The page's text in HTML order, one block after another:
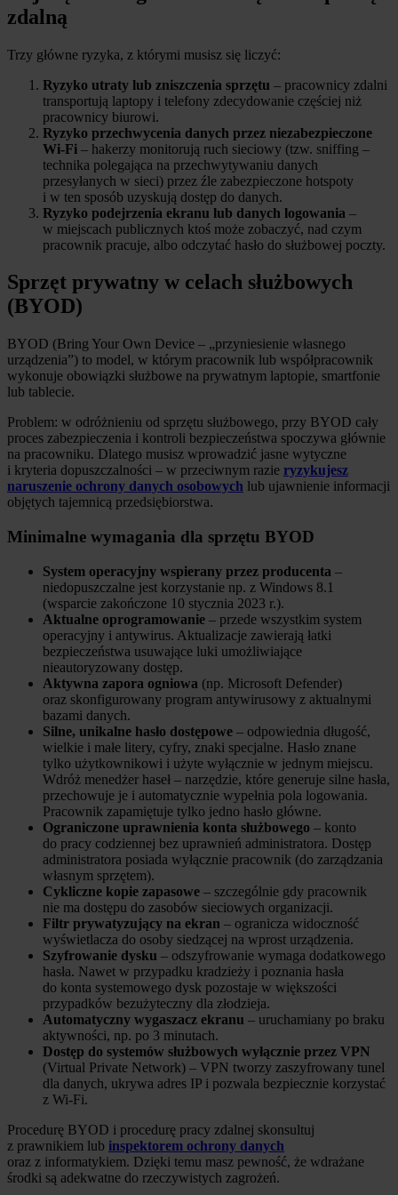
zdalną
Trzy główne ryzyka, z którymi musisz się liczyć:
Ryzyko utraty lub zniszczenia sprzętu – pracownicy zdalni
transportują laptopy i telefony zdecydowanie częściej niż
pracownicy biurowi.
Ryzyko przechwycenia danych przez niezabezpieczone
Wi-Fi – hakerzy monitorują ruch sieciowy (tzw. sniffing –
technika polegająca na przechwytywaniu danych
przesyłanych w sieci) przez źle zabezpieczone hotspoty
i w ten sposób uzyskują dostęp do danych.
Ryzyko podejrzenia ekranu lub danych logowania –
w miejscach publicznych ktoś może zobaczyć, nad czym
pracownik pracuje, albo odczytać hasło do służbowej poczty.
Sprzęt prywatny w celach służbowych
(BYOD)
BYOD (Bring Your Own Device – „przyniesienie własnego
urządzenia”) to model, w którym pracownik lub współpracownik
wykonuje obowiązki służbowe na prywatnym laptopie, smartfonie
lub tablecie.
Problem: w odróżnieniu od sprzętu służbowego, przy BYOD cały
proces zabezpieczenia i kontroli bezpieczeństwa spoczywa głównie
na pracowniku. Dlatego musisz wprowadzić jasne wytyczne
i kryteria dopuszczalności – w przeciwnym razie ryzykujesz
naruszenie ochrony danych osobowych lub ujawnienie informacji
objętych tajemnicą przedsiębiorstwa.
Minimalne wymagania dla sprzętu BYOD
System operacyjny wspierany przez producenta –
niedopuszczalne jest korzystanie np. z Windows 8.1
(wsparcie zakończone 10 stycznia 2023 r.).
Aktualne oprogramowanie – przede wszystkim system
operacyjny i antywirus. Aktualizacje zawierają łatki
bezpieczeństwa usuwające luki umożliwiające
nieautoryzowany dostęp.
Aktywna zapora ogniowa (np. Microsoft Defender)
oraz skonfigurowany program antywirusowy z aktualnymi
bazami danych.
Silne, unikalne hasło dostępowe – odpowiednia długość,
wielkie i małe litery, cyfry, znaki specjalne. Hasło znane
tylko użytkownikowi i użyte wyłącznie w jednym miejscu.
Wdróż menedżer haseł – narzędzie, które generuje silne hasła,
przechowuje je i automatycznie wypełnia pola logowania.
Pracownik zapamiętuje tylko jedno hasło główne.
Ograniczone uprawnienia konta służbowego – konto
do pracy codziennej bez uprawnień administratora. Dostęp
administratora posiada wyłącznie pracownik (do zarządzania
własnym sprzętem).
Cykliczne kopie zapasowe – szczególnie gdy pracownik
nie ma dostępu do zasobów sieciowych organizacji.
Filtr prywatyzujący na ekran – ogranicza widoczność
wyświetlacza do osoby siedzącej na wprost urządzenia.
Szyfrowanie dysku – odszyfrowanie wymaga dodatkowego
hasła. Nawet w przypadku kradzieży i poznania hasła
do konta systemowego dysk pozostaje w większości
przypadków bezużyteczny dla złodzieja.
Automatyczny wygaszacz ekranu – uruchamiany po braku
aktywności, np. po 3 minutach.
Dostęp do systemów służbowych wyłącznie przez VPN
(Virtual Private Network) – VPN tworzy zaszyfrowany tunel
dla danych, ukrywa adres IP i pozwala bezpiecznie korzystać
z Wi-Fi.
Procedurę BYOD i procedurę pracy zdalnej skonsultuj
z prawnikiem lub inspektorem ochrony danych
oraz z informatykiem. Dzięki temu masz pewność, że wdrażane
środki są adekwatne do rzeczywistych zagrożeń.